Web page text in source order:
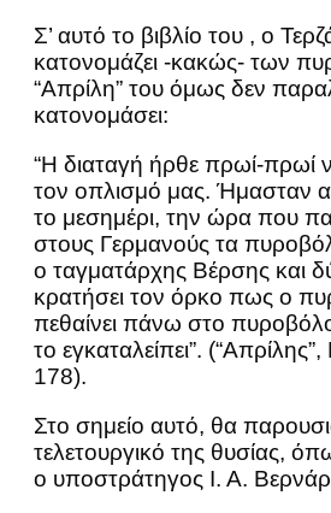
Σ’ αυτό το βιβλίο του , ο
κατονομάζει -κακώς- των
“Απρίλη” του όμως δεν
κατονομάσει:
“Η διαταγή ήρθε πρωί-
τον οπλισμό μας. Ήμασταν
το μεσημέρι, την ώρα που
στους Γερμανούς τα
ο ταγματάρχης Βέρσης και
κρατήσει τον όρκο πως ο
πεθαίνει πάνω στο
το εγκαταλείπει”.
178).
Στο σημείο αυτό, θα
τελετουργικό της θυσίας,
ο υποστράτηγος Ι. Α.